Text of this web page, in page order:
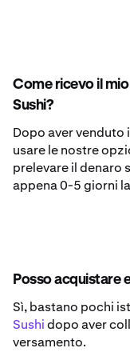
Come ricevo il
Sushi?
Dopo aver venduto
usare le nostre
prelevare il denaro
appena 0-5 giorni
Posso acquistare
Sì, bastano pochi
Sushidopo aver
versamento.